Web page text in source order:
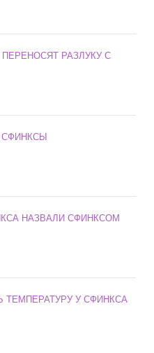
РАЗЛУКУ С
НАЗВАЛИ СФИНКСОМ
ТЕМПЕРАТУРУ У СФИНКСА